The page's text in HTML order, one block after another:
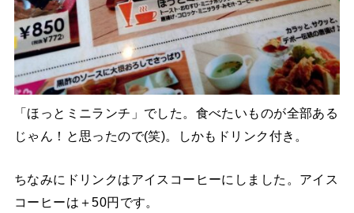
「ほっとミニランチ」でした。食べたいものが全部ある
じゃん！と思ったので(笑)。しかもドリンク付き。
ちなみにドリンクはアイスコーヒーにしました。アイス
コーヒーは＋50円です。